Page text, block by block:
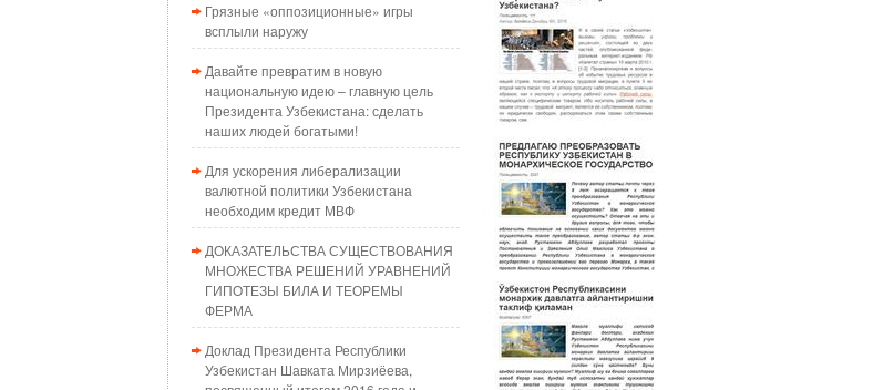
Грязные «оппозиционные» игры
всплыли наружу
Давайте превратим в новую
национальную идею – главную цель
Президента Узбекистана: сделать
наших людей богатыми!
Для ускорения либерализации
валютной политики Узбекистана
необходим кредит МВФ
ДОКАЗАТЕЛЬСТВА СУЩЕСТВОВАНИЯ
МНОЖЕСТВА РЕШЕНИЙ УРАВНЕНИЙ
ГИПОТЕЗЫ БИЛА И ТЕОРЕМЫ
ФЕРМА
Доклад Президента Республики
Узбекистан Шавката Мирзиёева,